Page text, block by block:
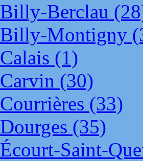
Billy-Berclau
Billy-Montigny
Calais (1)
Carvin (30)
Courrières (33)
Dourges (35)
Écourt-Saint-